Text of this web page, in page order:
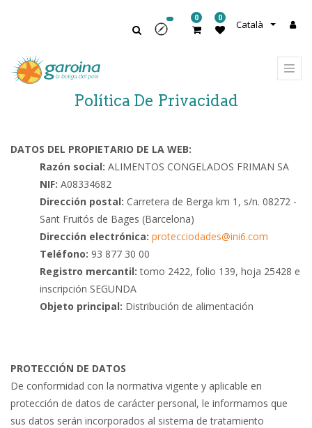
Català
0 0
Política De Privacidad
DATOS DEL PROPIETARIO DE LA WEB:
Razón social: ALIMENTOS CONGELADOS FRIMAN SA
NIF: A08334682
Dirección postal: Carretera de Berga km 1, s/n. 08272 -
Sant Fruitós de Bages (Barcelona)
Dirección electrónica: protecciodades@ini6.com
Teléfono: 93 877 30 00
Registro mercantil: tomo 2422, folio 139, hoja 25428 e
inscripción SEGUNDA
Objeto principal: Distribución de alimentación
PROTECCIÓN DE DATOS
De conformidad con la normativa vigente y aplicable en
protección de datos de carácter personal, le informamos que
sus datos serán incorporados al sistema de tratamiento